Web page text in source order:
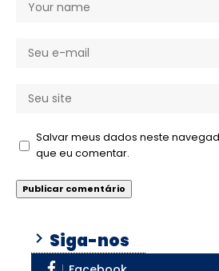
Salvar meus dados neste
que eu comentar.
Siga-nos